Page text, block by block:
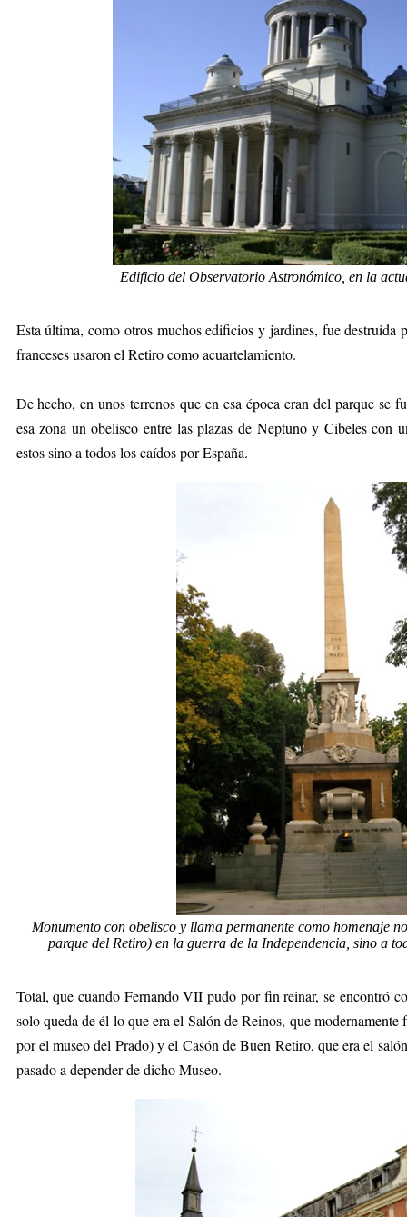
Edificio del Observatorio Astronómico, en la
Esta última, como otros muchos edificios y jardines, fue destruida
franceses usaron el Retiro como acuartelamiento.
De hecho, en unos terrenos que en esa época eran del parque se
esa zona un obelisco entre las plazas de Neptuno y Cibeles con
estos sino a todos los caídos por España.
Monumento con obelisco y llama permanente como homenaje
parque del Retiro) en la guerra de la Independencia, sino a
Total, que cuando Fernando VII pudo por fin reinar, se encontró
solo queda de él lo que era el Salón de Reinos, que
por el museo del Prado) y el Casón de Buen Retiro, que era el
pasado a depender de dicho Museo.